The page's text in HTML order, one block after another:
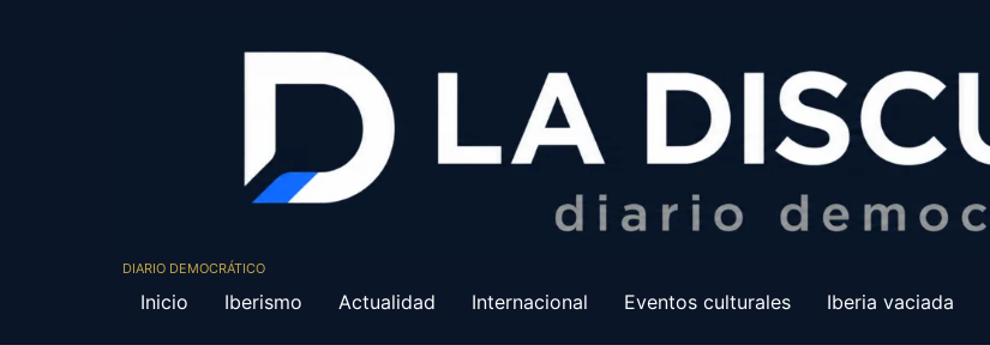
DIARIO DEMOCRÁTICO
Inicio Iberismo Actualidad Internacional Eventos culturales Iberia vaciada